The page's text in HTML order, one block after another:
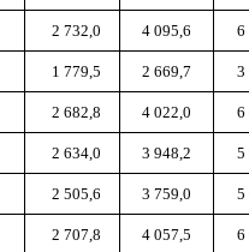
2 732,0 4 095,6 6
1 779,5 2 669,7 3
2 682,8 4 022,0 6
2 634,0 3 948,2 5
2 505,6 3 759,0 5
2 707,8 4 057,5 6